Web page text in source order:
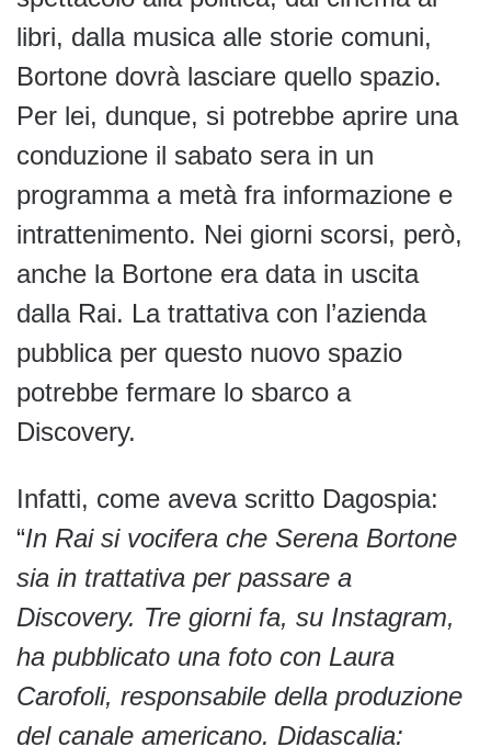
libri, dalla musica alle storie comuni,
Bortone dovrà lasciare quello spazio.
Per lei, dunque, si potrebbe aprire una
conduzione il sabato sera in un
programma a metà fra informazione e
intrattenimento. Nei giorni scorsi, però,
anche la Bortone era data in uscita
dalla Rai. La trattativa con l’azienda
pubblica per questo nuovo spazio
potrebbe fermare lo sbarco a
Discovery.
Infatti, come aveva scritto Dagospia:
“In Rai si vocifera che Serena Bortone
sia in trattativa per passare a
Discovery. Tre giorni fa, su Instagram,
ha pubblicato una foto con Laura
Carofoli, responsabile della produzione
del canale americano. Didascalia: